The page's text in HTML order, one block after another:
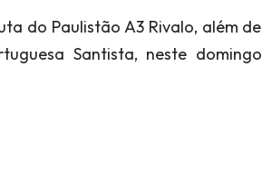
do Paulistão A3 Rivalo, além de
Santista, neste domingo